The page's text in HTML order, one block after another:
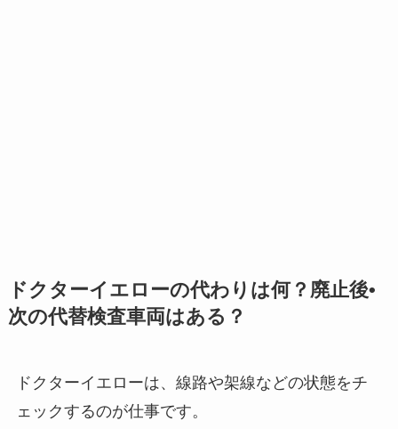
ドクターイエローの代わりは何？廃止後•
次の代替検査車両はある？
ドクターイエローは、線路や架線などの状態をチ
ェックするのが仕事です。